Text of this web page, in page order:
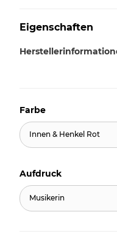
Eigenschaften
Farbe
Innen & Henkel Rot
Aufdruck
Musikerin